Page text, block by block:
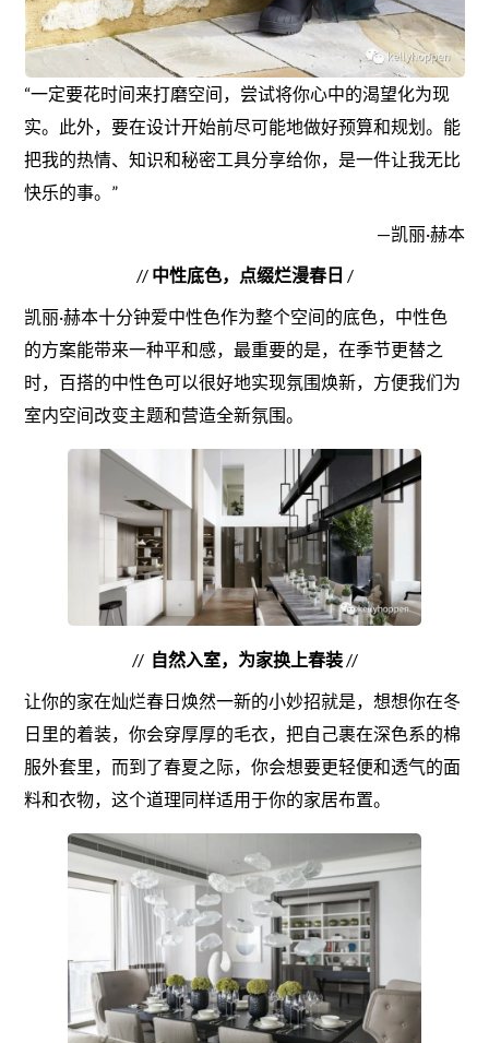
“一定要花时间来打磨空间，尝试将你心中的渴望化为现
实。此外，要在设计开始前尽可能地做好预算和规划。能
把我的热情、知识和秘密工具分享给你，是一件让我无比
快乐的事。”
—凯丽·赫本
// 中性底色，点缀烂漫春日 /
凯丽·赫本十分钟爱中性色作为整个空间的底色，中性色
的方案能带来一种平和感，最重要的是，在季节更替之
时，百搭的中性色可以很好地实现氛围焕新，方便我们为
室内空间改变主题和营造全新氛围。
// 自然入室，为家换上春装//
让你的家在灿烂春日焕然一新的小妙招就是，想想你在冬
日里的着装，你会穿厚厚的毛衣，把自己裹在深色系的棉
服外套里，而到了春夏之际，你会想要更轻便和透气的面
料和衣物，这个道理同样适用于你的家居布置。